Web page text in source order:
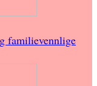
familievennlige